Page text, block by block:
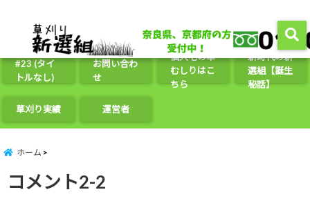
#23 (タイ
トルなし)
お問い合わ
せ
個人宅の草
むしりはこ
ちら
新時代の新
選組【誕生
秘話】
草刈り実績 運営者
ホーム
コメント2-2